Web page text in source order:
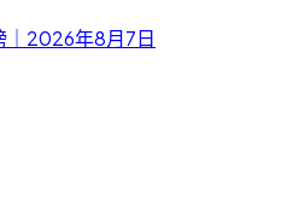
｜2026年8月7日